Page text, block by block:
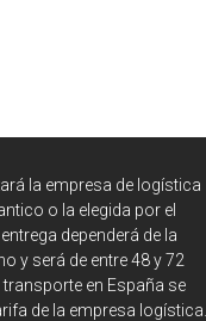
la empresa de logística
o la elegida por el
dependerá de la
y será de entre 48 y 72
en España se
de la empresa logística.